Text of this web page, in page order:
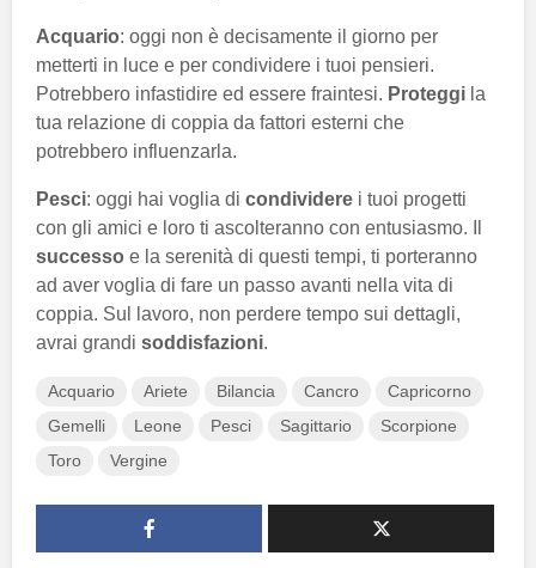
Acquario: oggi non è decisamente il giorno per
metterti in luce e per condividere i tuoi pensieri.
Potrebbero infastidire ed essere fraintesi. Proteggi la
tua relazione di coppia da fattori esterni che
potrebbero influenzarla.
Pesci: oggi hai voglia di condividere i tuoi progetti
con gli amici e loro ti ascolteranno con entusiasmo. Il
successo e la serenità di questi tempi, ti porteranno
ad aver voglia di fare un passo avanti nella vita di
coppia. Sul lavoro, non perdere tempo sui dettagli,
avrai grandi soddisfazioni.
Acquario Ariete Bilancia Cancro
Capricorno
Gemelli
Leone Pesci Sagittario
Scorpione
Toro
Vergine